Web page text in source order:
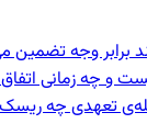
برابر وجه تضمین
و چه زمانی
تعهدی چه